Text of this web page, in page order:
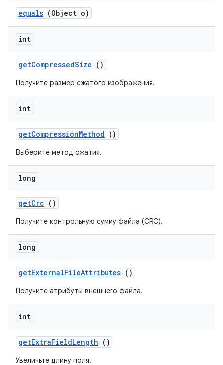
equals (Object o)
int
getCompressedSize ()
Получите размер сжатого изображения.
int
getCompressionMethod ()
Выберите метод сжатия.
long
getCrc ()
Получите контрольную сумму файла (CRC).
long
getExternalFileAttributes ()
Получите атрибуты внешнего файла.
int
getExtraFieldLength ()
Увеличьте длину поля.